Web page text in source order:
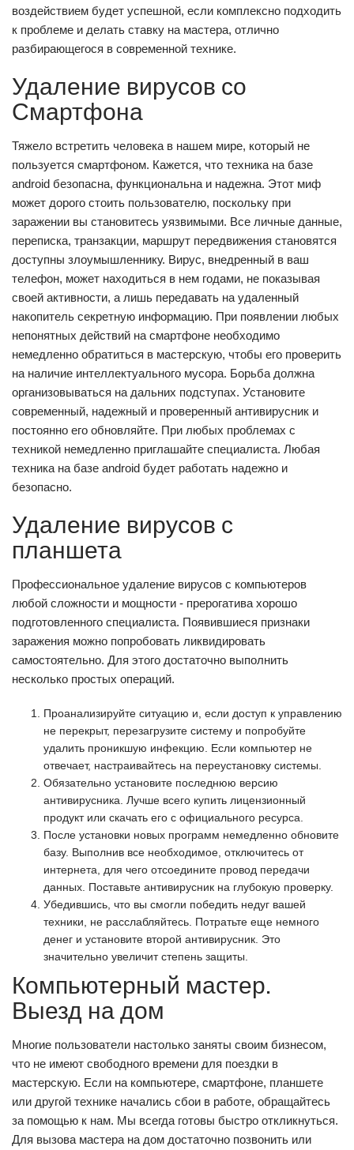
воздействием будет успешной, если комплексно подходить
к проблеме и делать ставку на мастера, отлично
разбирающегося в современной технике.
Удаление вирусов со
Смартфона
Тяжело встретить человека в нашем мире, который не
пользуется смартфоном. Кажется, что техника на базе
android безопасна, функциональна и надежна. Этот миф
может дорого стоить пользователю, поскольку при
заражении вы становитесь уязвимыми. Все личные данные,
переписка, транзакции, маршрут передвижения становятся
доступны злоумышленнику. Вирус, внедренный в ваш
телефон, может находиться в нем годами, не показывая
своей активности, а лишь передавать на удаленный
накопитель секретную информацию. При появлении любых
непонятных действий на смартфоне необходимо
немедленно обратиться в мастерскую, чтобы его проверить
на наличие интеллектуального мусора. Борьба должна
организовываться на дальних подступах. Установите
современный, надежный и проверенный антивирусник и
постоянно его обновляйте. При любых проблемах с
техникой немедленно приглашайте специалиста. Любая
техника на базе android будет работать надежно и
безопасно.
Удаление вирусов с
планшета
Профессиональное удаление вирусов с компьютеров
любой сложности и мощности - прерогатива хорошо
подготовленного специалиста. Появившиеся признаки
заражения можно попробовать ликвидировать
самостоятельно. Для этого достаточно выполнить
несколько простых операций.
Проанализируйте ситуацию и, если доступ к управлению
не перекрыт, перезагрузите систему и попробуйте
удалить проникшую инфекцию. Если компьютер не
отвечает, настраивайтесь на переустановку системы.
Обязательно установите последнюю версию
антивирусника. Лучше всего купить лицензионный
продукт или скачать его с официального ресурса.
После установки новых программ немедленно обновите
базу. Выполнив все необходимое, отключитесь от
интернета, для чего отсоедините провод передачи
данных. Поставьте антивирусник на глубокую проверку.
Убедившись, что вы смогли победить недуг вашей
техники, не расслабляйтесь. Потратьте еще немного
денег и установите второй антивирусник. Это
значительно увеличит степень защиты.
Компьютерный мастер.
Выезд на дом
Многие пользователи настолько заняты своим бизнесом,
что не имеют свободного времени для поездки в
мастерскую. Если на компьютере, смартфоне, планшете
или другой технике начались сбои в работе, обращайтесь
за помощью к нам. Мы всегда готовы быстро откликнуться.
Для вызова мастера на дом достаточно позвонить или